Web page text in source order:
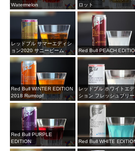
Watermelon
ロット
レッドブル サマーエディシ
ョン2020 サニービーム
Red Bull PEACH
Red Bull WINTER EDITION
2018 Rumtopf
レッドブル ホワイトエデ
ション フレッシュブリ
Red Bull PURPLE
EDITION
Red Bull WHITE